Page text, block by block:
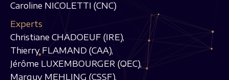
Caroline NICOLETTI (CNC)
Experts
Christiane CHADOEUF (IRE),
Thierry FLAMAND (CAA),
Jérôme LUXEMBOURGER (OEC),
Marguy MEHLING (CSSF),